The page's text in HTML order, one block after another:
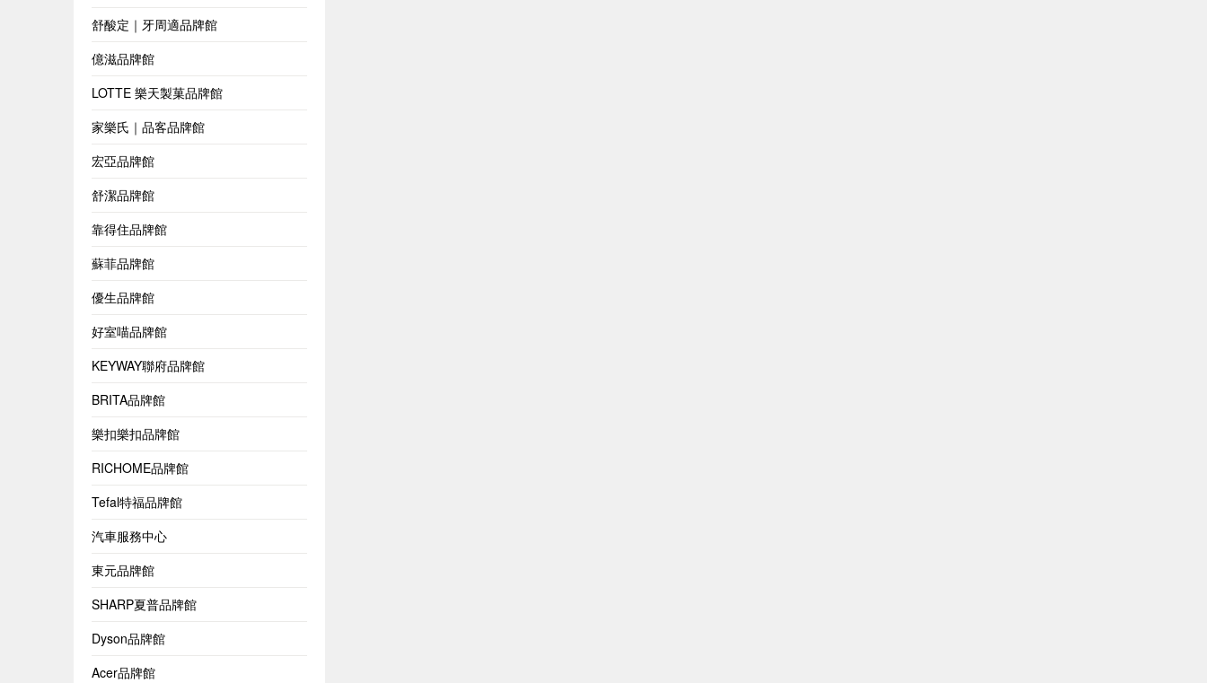
舒酸定｜牙周適品牌館
億滋品牌館
LOTTE 樂天製菓品牌館
家樂氏｜品客品牌館
宏亞品牌館
舒潔品牌館
靠得住品牌館
蘇菲品牌館
優生品牌館
好室喵品牌館
KEYWAY聯府品牌館
BRITA品牌館
樂扣樂扣品牌館
RICHOME品牌館
Tefal特福品牌館
汽車服務中心
東元品牌館
SHARP夏普品牌館
Dyson品牌館
Acer品牌館